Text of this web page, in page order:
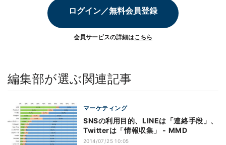
ログイン／無料会員登録
会員サービスの詳細はこちら
編集部が選ぶ関連記事
マーケティング
SNSの利用目的、LINEは「連絡手段」、
Twitterは「情報収集」 - MMD
2014/07/25 10:05